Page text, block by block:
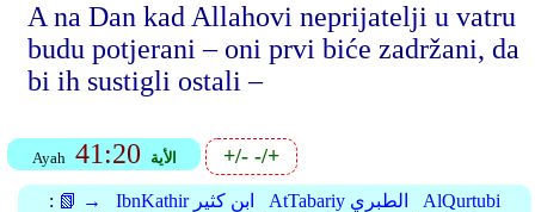
A na Dan kad Allahovi neprijatelji u vatru
budu potjerani – oni prvi biće zadržani, da
bi ih sustigli ostali –
Ayah 41:20 الأية +/--/+
: 📗 → IbnKathir ابن كثير AtTabariy الطبري
AlQurtubi